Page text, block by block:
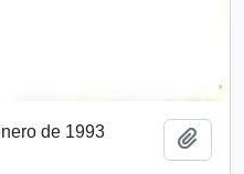
de 1993